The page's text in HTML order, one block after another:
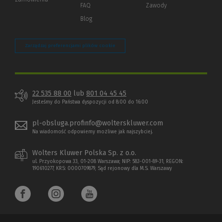
FAQ
Blog
Zawody
Zarządzaj preferencjami plików cookie
22 535 88 00 lub 801 04 45 45
Jesteśmy do Państwa dyspozycji od 8:00 do 16:00
pl-obsluga.profinfo@wolterskluwer.com
Na wiadomość odpowiemy możliwe jak najszybciej.
Wolters Kluwer Polska Sp. z o.o.
ul. Przyokopowa 33, 01-208 Warszawa; NIP: 583-001-89-31, REGON:
190610277, KRS: 0000709879, Sąd rejonowy dla M.S. Warszawy